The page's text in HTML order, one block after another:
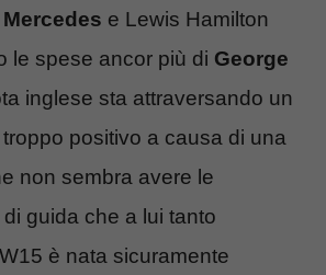
Mercedes e Lewis Hamilton
le spese ancor più di George
inglese sta attraversando un
positivo a causa di una
non sembra avere le
guida che a lui tanto
è nata sicuramente